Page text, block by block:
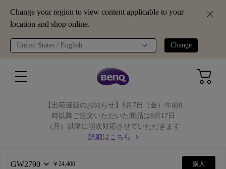
Change your region to view content applicable to your
location and shop online.
United States / English Change
【出荷遅延のお知らせ】8月7日（金）午前8
時以降ご注文いただいた商品は8月17日
（月）以降に順次対応させていただきます
詳細はこちら
GW2790 ￥24,400 購入